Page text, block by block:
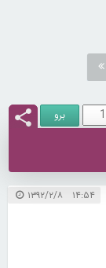
۱۴:۵۴ ۱۳۹۲/۲/۸